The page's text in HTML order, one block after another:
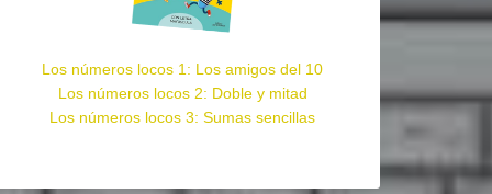
Los números locos 1: Los amigos del 10
Los números locos 2: Doble y mitad
Los números locos 3: Sumas sencillas